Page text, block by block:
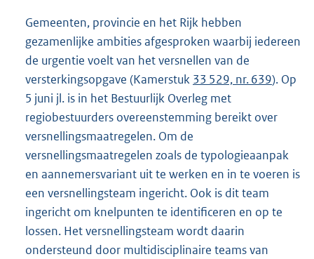
Gemeenten, provincie en het Rijk hebben
gezamenlijke ambities afgesproken waarbij iedereen
de urgentie voelt van het versnellen van de
versterkingsopgave (Kamerstuk 33 529, nr. 639). Op
5 juni jl. is in het Bestuurlijk Overleg met
regiobestuurders overeenstemming bereikt over
versnellingsmaatregelen. Om de
versnellingsmaatregelen zoals de typologieaanpak
en aannemersvariant uit te werken en in te voeren is
een versnellingsteam ingericht. Ook is dit team
ingericht om knelpunten te identificeren en op te
lossen. Het versnellingsteam wordt daarin
ondersteund door multidisciplinaire teams van